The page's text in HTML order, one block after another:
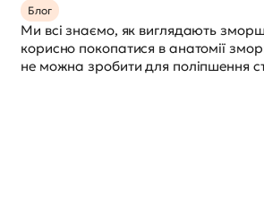
Блог
Ми всі знаємо, як виглядають
корисно покопатися в анатомії
не можна зробити для поліпшення